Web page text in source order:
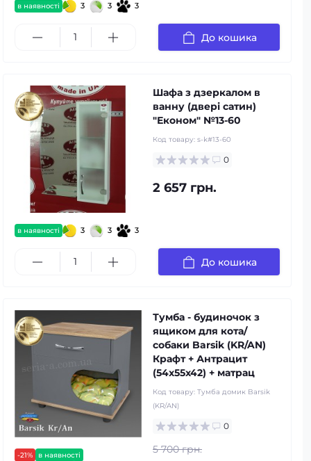
в наявності 3 3 3
До кошика
в наявності 3 3 3
Шафа з дзеркалом в
ванну (двері сатин)
"Економ" №13-60
Код товару: s-k#13-60
0
2 657 грн.
До кошика
-21% в наявності
Тумба - будиночок з
ящиком для кота/
собаки Barsik (KR/AN)
Крафт + Антрацит
(54x55x42) + матрац
Код товару: Тумба домик Barsik
(KR/AN)
0
5 700 грн.